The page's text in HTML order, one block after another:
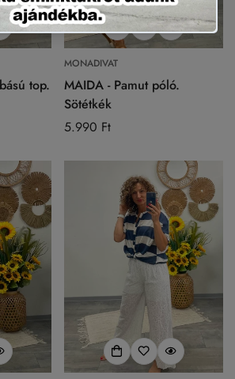
top.
MONADIVAT
MAIDA - Pamut póló.
Sötétkék
Normál
5.990 Ft